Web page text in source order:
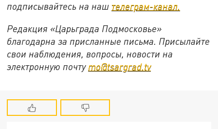
подписывайтесь на наш телеграм-канал.
Редакция «Царьграда Подмосковье»
благодарна за присланные письма. Присылайте
свои наблюдения, вопросы, новости на
электронную почту mo@tsargrad.tv